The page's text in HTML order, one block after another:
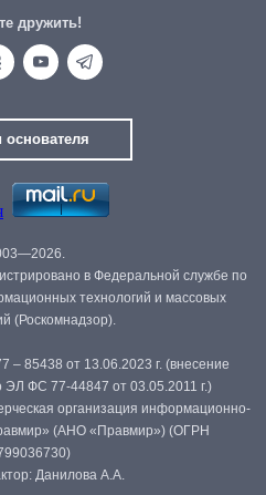
дружить!
основателя
в Федеральной службе по
технологий и массовых
(Роскомнадзор).
85438 от 13.06.2023 г. (внесение
ЭЛ ФС 77-44847 от 03.05.2011 г.)
организация информационно-
(АНО «Правмир») (ОГРН
Данилова А.А.